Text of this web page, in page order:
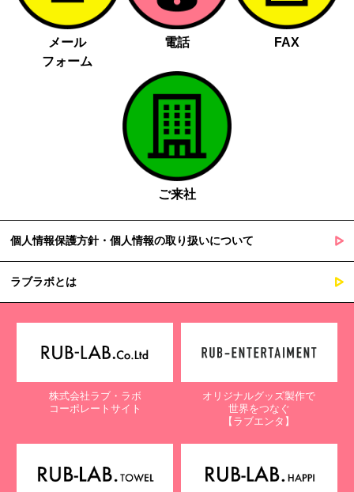
メール
フォーム
電話 FAX
ご来社
個人情報保護方針・個人情報の取り扱いについて
ラブラボとは
株式会社ラブ・ラボ
コーポレートサイト
オリジナルグッズ製作で
世界をつなぐ
【ラブエンタ】